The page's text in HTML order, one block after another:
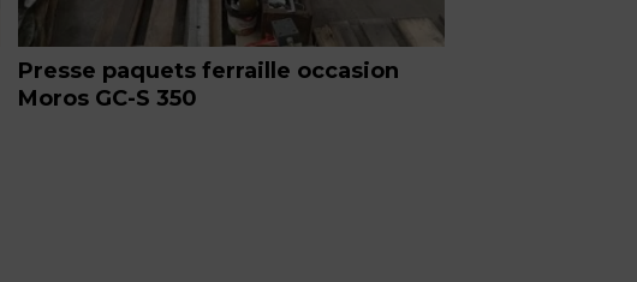
Presse paquets ferraille occasion
Moros GC-S 350